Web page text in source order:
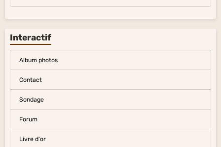
Interactif
Album photos
Contact
Sondage
Forum
Livre d'or